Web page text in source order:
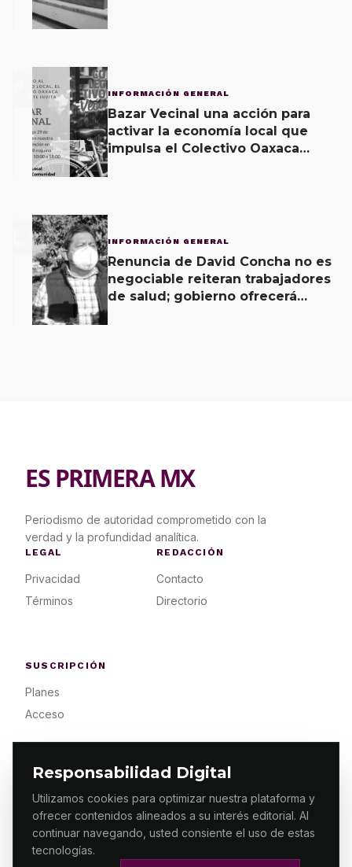
Responsabilidad Digital
Utilizamos cookies para optimizar nuestra plataforma y
ofrecer contenidos alineados a su interés editorial. Al
continuar navegando, usted consiente el uso de estas
tecnologías.
2 INFORMACIÓN GENERAL
Bazar Vecinal una acción para
activar la economía local que
impulsa el Colectivo Oaxaca
3 INFORMACIÓN GENERAL
Renuncia de David Concha no es
negociable reiteran trabajadores
de salud; gobierno ofrecerá
ES PRIMERA MX
Periodismo de autoridad comprometido con la
verdad y la profundidad analítica.
LEGAL
Privacidad
Términos
REDACCIÓN
Contacto
Directorio
SUSCRIPCIÓN
Planes
Acceso
© 2026 ES PRIMERA MX. ALGUNOS DERECHOS
RESERVADOS / DESIGNMAKING.MX